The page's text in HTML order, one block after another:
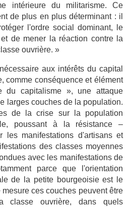
intérieure du militarisme. Ce
de plus en plus déterminant : il
l'ordre social dominant, le
de mener la réaction contre la
ouvrière. »
aux intérêts du capital
comme conséquence et élément
capitalisme », une attaque
larges couches de la population.
de la crise sur la population
poussant à la résistance –
les manifestations d'artisans et
des classes moyennes
avec les manifestations de
parce que l'orientation
de la petite bourgeoisie est le
ces couches peuvent être
classe ouvrière, dans quels